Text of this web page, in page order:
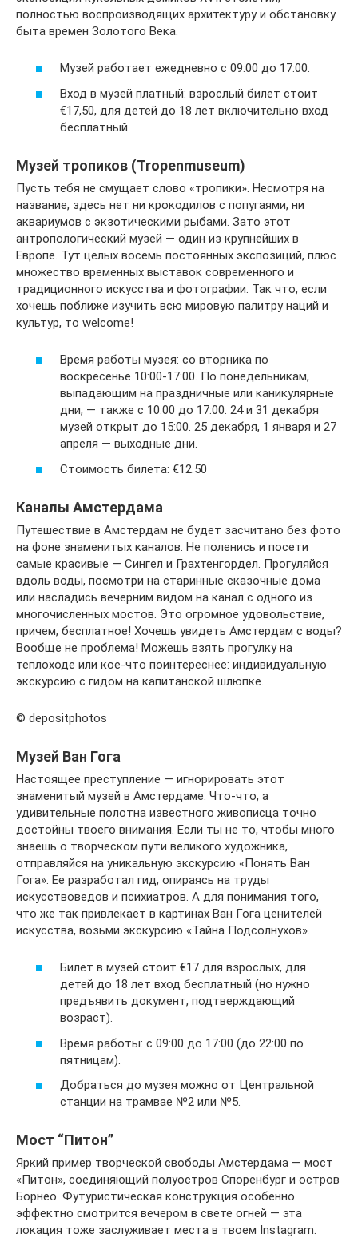
полностью воспроизводящих архитектуру и обстановку
быта времен Золотого Века.
Музей работает ежедневно с 09:00 до 17:00.
Вход в музей платный: взрослый билет стоит
€17,50, для детей до 18 лет включительно вход
бесплатный.
Музей тропиков (Tropenmuseum)
Пусть тебя не смущает слово «тропики». Несмотря на
название, здесь нет ни крокодилов с попугаями, ни
аквариумов с экзотическими рыбами. Зато этот
антропологический музей — один из крупнейших в
Европе. Тут целых восемь постоянных экспозиций, плюс
множество временных выставок современного и
традиционного искусства и фотографии. Так что, если
хочешь поближе изучить всю мировую палитру наций и
культур, то welcome!
Время работы музея: со вторника по
воскресенье 10:00-17:00. По понедельникам,
выпадающим на праздничные или каникулярные
дни, — также с 10:00 до 17:00. 24 и 31 декабря
музей открыт до 15:00. 25 декабря, 1 января и 27
апреля — выходные дни.
Стоимость билета: €12.50
Каналы Амстердама
Путешествие в Амстердам не будет засчитано без фото
на фоне знаменитых каналов. Не полениcь и посети
самые красивые — Сингел и Грахтенгордел. Прогуляйся
вдоль воды, посмотри на старинные сказочные дома
или насладись вечерним видом на канал с одного из
многочисленных мостов. Это огромное удовольствие,
причем, бесплатное! Хочешь увидеть Амстердам с воды?
Вообще не проблема! Можешь взять прогулку на
теплоходе или кое-что поинтереснее: индивидуальную
экскурсию с гидом на капитанской шлюпке.
© depositphotos
Музей Ван Гога
Настоящее преступление — игнорировать этот
знаменитый музей в Амстердаме. Что-что, а
удивительные полотна известного живописца точно
достойны твоего внимания. Если ты не то, чтобы много
знаешь о творческом пути великого художника,
отправляйся на уникальную экскурсию «Понять Ван
Гога». Ее разработал гид, опираясь на труды
искусствоведов и психиатров. А для понимания того,
что же так привлекает в картинах Ван Гога ценителей
искусства, возьми экскурсию «Тайна Подсолнухов».
Билет в музей стоит €17 для взрослых, для
детей до 18 лет вход бесплатный (но нужно
предъявить документ, подтверждающий
возраст).
Время работы: с 09:00 до 17:00 (до 22:00 по
пятницам).
Добраться до музея можно от Центральной
станции на трамвае №2 или №5.
Мост “Питон”
Яркий пример творческой свободы Амстердама — мост
«Питон», соединяющий полуостров Споренбург и остров
Борнео. Футуристическая конструкция особенно
эффектно смотрится вечером в свете огней — эта
локация тоже заслуживает места в твоем Instagram.